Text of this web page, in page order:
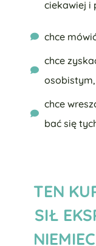
ciekawiej i
chce
chce
osobistym,
chce
bać się
TEN
SIŁ